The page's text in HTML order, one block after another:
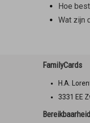
Hoe
Wat zijn
FamilyCards
H.A.
3331 EE
Bereikbaarheid